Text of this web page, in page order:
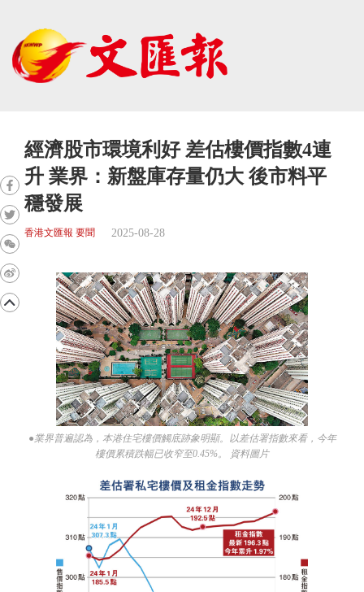
經濟股市環境利好 差估樓價指數4連
升 業界：新盤庫存量仍大 後市料平
穩發展
香港文匯報 要聞 2025-08-28
●業界普遍認為，本港住宅樓價觸底跡象明顯。以差估署指數來看，今年
樓價累積跌幅已收窄至0.45%。 資料圖片